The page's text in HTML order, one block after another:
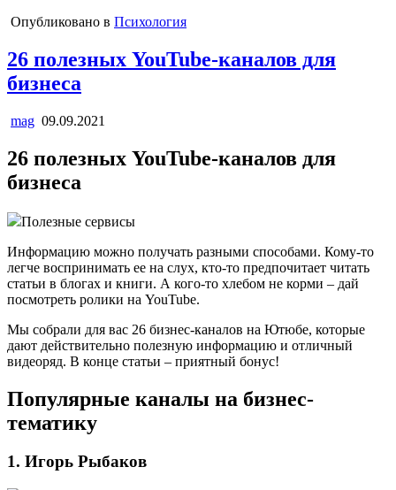
Опубликовано в Психология
26 полезных YouTube-каналов для
бизнеса
mag 09.09.2021
26 полезных YouTube-каналов для
бизнеса
Полезные сервисы
Информацию можно получать разными способами. Кому-то
легче воспринимать ее на слух, кто-то предпочитает читать
статьи в блогах и книги. А кого-то хлебом не корми – дай
посмотреть ролики на YouTube.
Мы собрали для вас 26 бизнес-каналов на Ютюбе, которые
дают действительно полезную информацию и отличный
видеоряд. В конце статьи – приятный бонус!
Популярные каналы на бизнес-
тематику
1. Игорь Рыбаков